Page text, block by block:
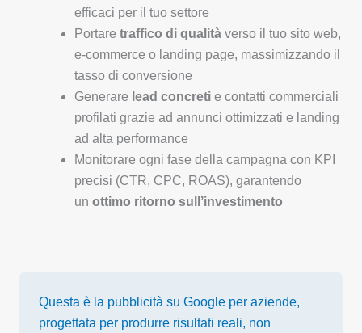
efficaci per il tuo settore
Portare traffico di qualità verso il tuo sito web,
e-commerce o landing page, massimizzando il
tasso di conversione
Generare lead concreti e contatti commerciali
profilati grazie ad annunci ottimizzati e landing
ad alta performance
Monitorare ogni fase della campagna con KPI
precisi (CTR, CPC, ROAS), garantendo
un ottimo ritorno sull’investimento
Questa è la pubblicità su Google per aziende,
progettata per produrre risultati reali, non